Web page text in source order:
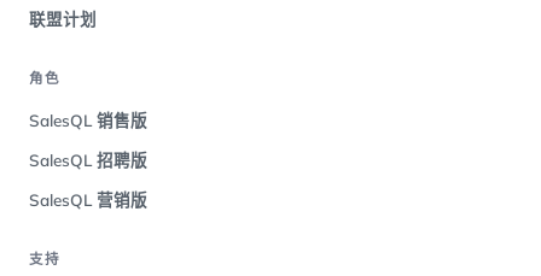
联盟计划
角色
SalesQL 销售版
SalesQL 招聘版
SalesQL 营销版
支持